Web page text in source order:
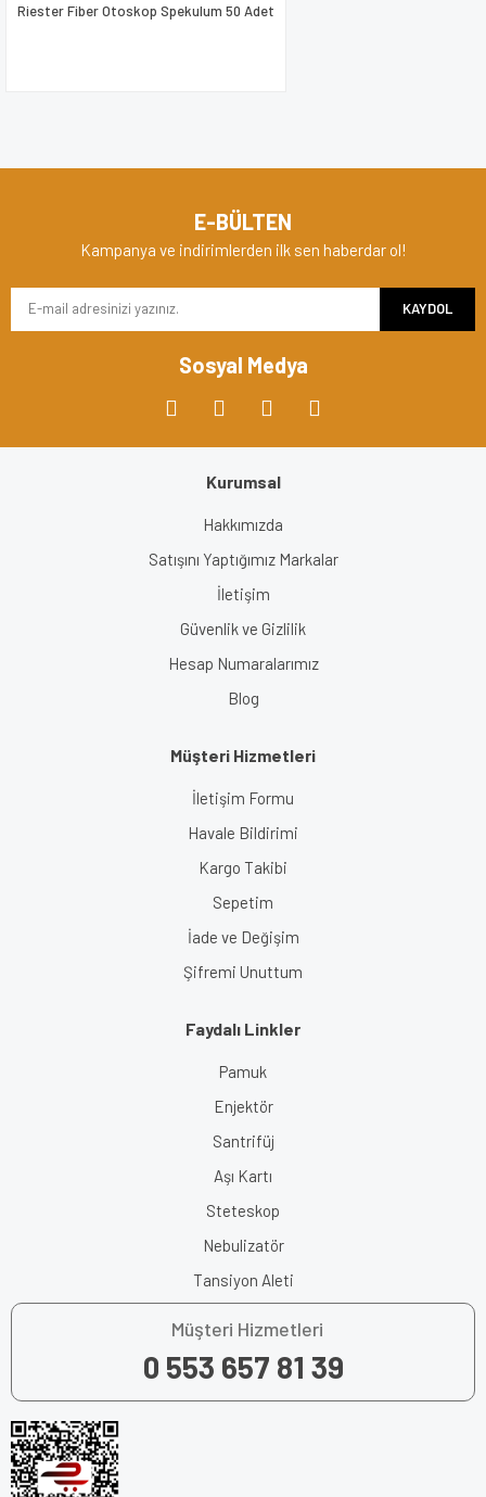
Gönder
Riester Fiber Otoskop Spekulum 50 Adet
E-BÜLTEN
Kampanya ve indirimlerden ilk sen haberdar ol!
KAYDOL
Sosyal Medya
Kurumsal
Hakkımızda
Satışını Yaptığımız Markalar
İletişim
Güvenlik ve Gizlilik
Hesap Numaralarımız
Blog
Müşteri Hizmetleri
İletişim Formu
Havale Bildirimi
Kargo Takibi
Sepetim
İade ve Değişim
Şifremi Unuttum
Faydalı Linkler
Pamuk
Enjektör
Santrifüj
Aşı Kartı
Steteskop
Nebulizatör
Tansiyon Aleti
Müşteri Hizmetleri
0 553 657 81 39